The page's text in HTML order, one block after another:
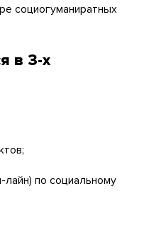
социогуманиратных
в 3-х
лайн) по социальному